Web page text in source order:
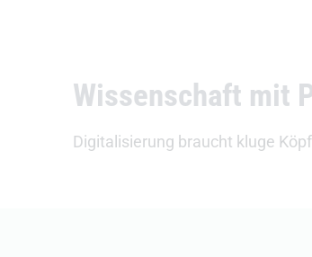
Wissenschaft mit
Digitalisierung braucht kluge